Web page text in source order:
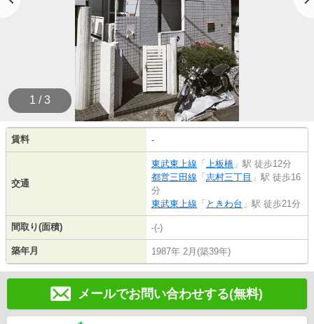
1 / 3
賃料 -
交通
東武東上線 「 上板橋 」駅 徒歩12分
都営三田線 「 志村三丁目 」駅 徒歩16
分
東武東上線 「 ときわ台 」駅 徒歩21分
間取り(面積) -(-)
築年月 1987年 2月(築39年)
メールでお問い合わせする(無料)